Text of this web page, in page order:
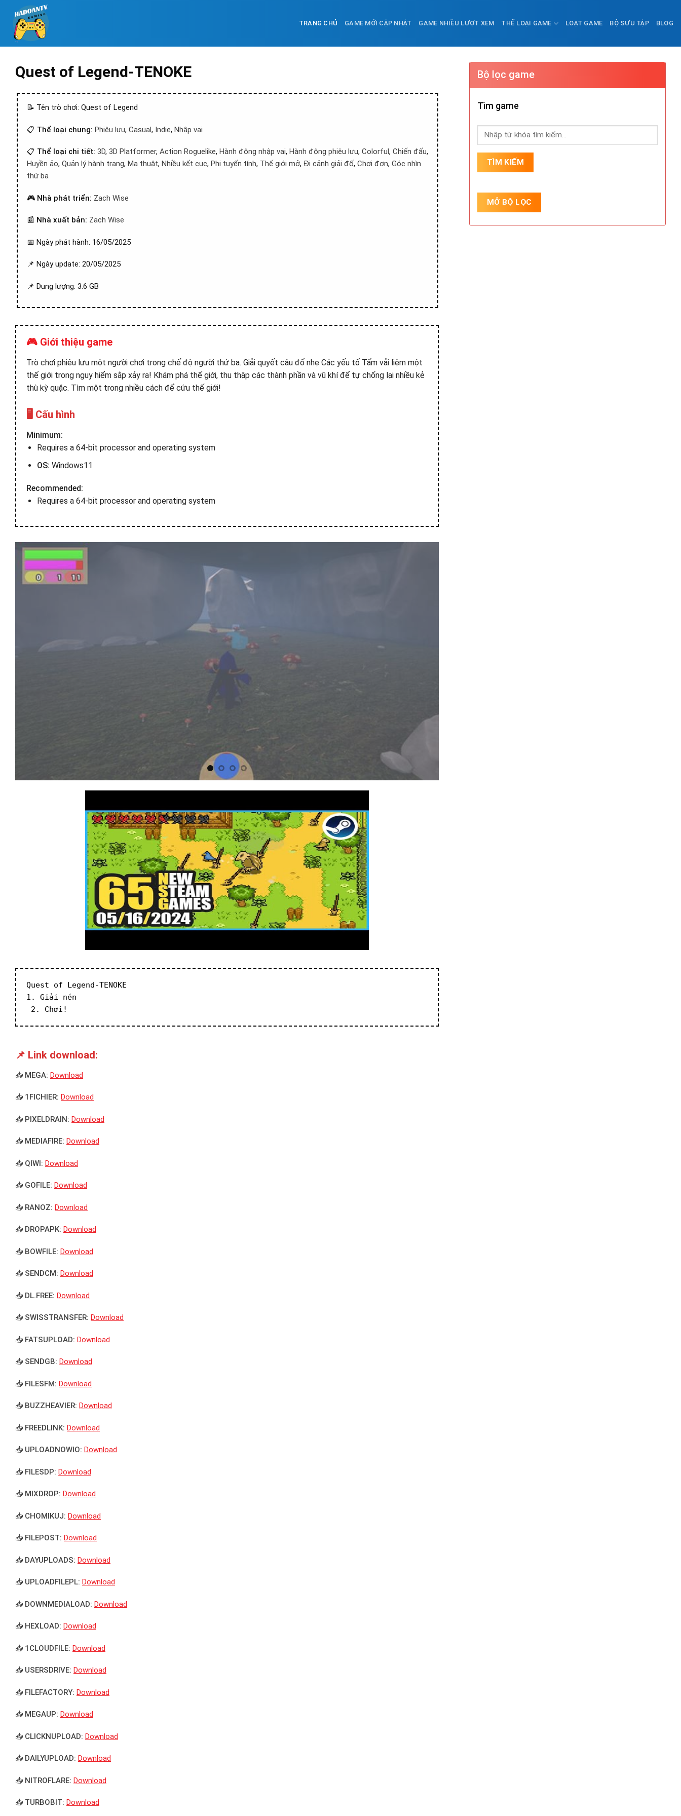
TRANG CHỦ GAME MỚI CẬP NHẬT GAME NHIỀU LƯỢT XEM THỂ LOẠI GAME LOẠT GAME BỘ SƯU TẬP BLOG
Quest of Legend-TENOKE
📝 Tên trò chơi: Quest of Legend
📋 Thể loại chung: Phiêu lưu, Casual, Indie, Nhập vai
📋 Thể loại chi tiết: 3D, 3D Platformer, Action Roguelike, Hành động nhập vai, Hành động phiêu lưu, Colorful, Chiến đấu,
Huyền ảo, Quản lý hành trang, Ma thuật, Nhiều kết cục, Phi tuyến tính, Thế giới mở, Đi cảnh giải đố, Chơi đơn, Góc nhìn
thứ ba
🎮 Nhà phát triển: Zach Wise
📰 Nhà xuất bản: Zach Wise
📅 Ngày phát hành: 16/05/2025
📌 Ngày update: 20/05/2025
📌 Dung lượng: 3.6 GB
🎮 Giới thiệu game
Trò chơi phiêu lưu một người chơi trong chế độ người thứ ba. Giải quyết câu đố nhẹ Các yếu tố Tấm vải liệm một
thế giới trong nguy hiểm sắp xảy ra! Khám phá thế giới, thu thập các thành phần và vũ khí để tự chống lại nhiều kẻ
thù kỳ quặc. Tìm một trong nhiều cách để cứu thế giới!
🖥️ Cấu hình
Minimum:
Requires a 64-bit processor and operating system
OS: Windows11
Recommended:
Requires a 64-bit processor and operating system
Quest of Legend-TENOKE
1. Giải nén
2. Chơi!
📌 Link download:
📥 MEGA: Download
📥 1FICHIER: Download
📥 PIXELDRAIN: Download
📥 MEDIAFIRE: Download
📥 QIWI: Download
📥 GOFILE: Download
📥 RANOZ: Download
📥 DROPAPK: Download
📥 BOWFILE: Download
📥 SENDCM: Download
📥 DL.FREE: Download
📥 SWISSTRANSFER: Download
📥 FATSUPLOAD: Download
📥 SENDGB: Download
📥 FILESFM: Download
📥 BUZZHEAVIER: Download
📥 FREEDLINK: Download
📥 UPLOADNOWIO: Download
📥 FILESDP: Download
📥 MIXDROP: Download
📥 CHOMIKUJ: Download
📥 FILEPOST: Download
📥 DAYUPLOADS: Download
📥 UPLOADFILEPL: Download
📥 DOWNMEDIALOAD: Download
📥 HEXLOAD: Download
📥 1CLOUDFILE: Download
📥 USERSDRIVE: Download
📥 FILEFACTORY: Download
📥 MEGAUP: Download
📥 CLICKNUPLOAD: Download
📥 DAILYUPLOAD: Download
📥 NITROFLARE: Download
📥 TURBOBIT: Download
Bộ lọc game
Tìm game